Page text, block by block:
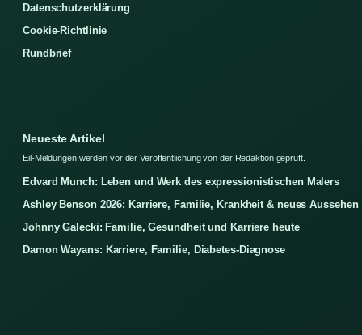
Datenschutzerklärung
Cookie-Richtlinie
Rundbrief
Neueste Artikel
Eil-Meldungen werden vor der Veroffentlichung von der Redaktion gepruft.
Edvard Munch: Leben und Werk des expressionistischen Malers
Ashley Benson 2026: Karriere, Familie, Krankheit & neues Aussehen
Johnny Galecki: Familie, Gesundheit und Karriere heute
Damon Wayans: Karriere, Familie, Diabetes-Diagnose